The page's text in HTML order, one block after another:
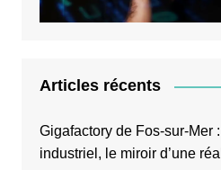
Articles récents
Gigafactory de Fos-sur-Mer :
industriel, le miroir d’une